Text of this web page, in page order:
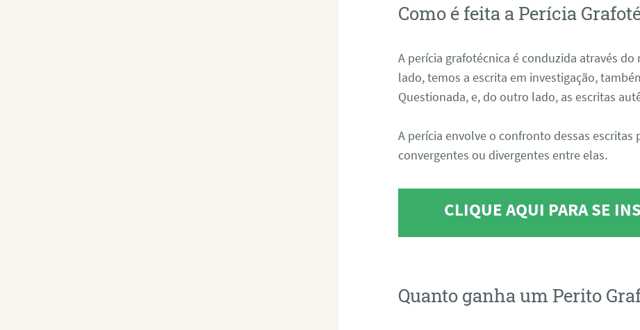
Como é feita a Perícia
A perícia grafotécnica é conduzida através
lado, temos a escrita em investigação,
Questionada, e, do outro lado, as escritas
A perícia envolve o confronto dessas
convergentes ou divergentes entre elas.
CLIQUE AQUI PARA SE
Quanto ganha um Perito